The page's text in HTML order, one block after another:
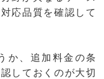
応品質を確認して
か、追加料金の条
しておくのが大切